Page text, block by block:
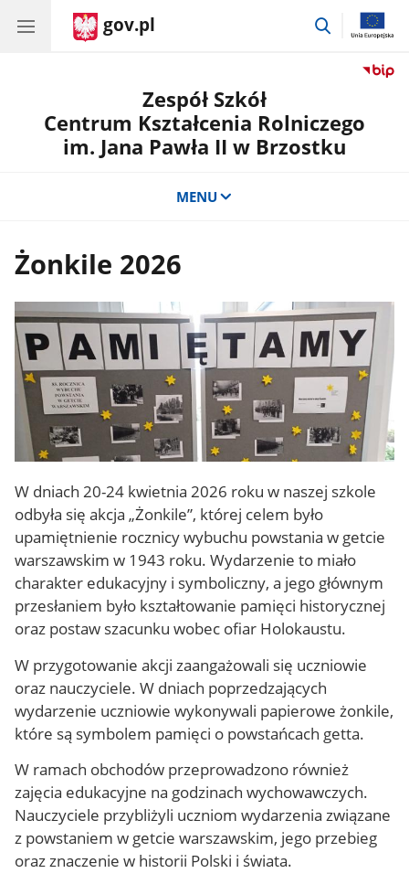
gov.pl
przejdź
Zespół Szkół
Centrum Kształcenia Rolniczego
im. Jana Pawła II w Brzostku
MENU
Żonkile 2026
W dniach 20-24 kwietnia 2026 roku w naszej szkole
odbyła się akcja „Żonkile”, której celem było
upamiętnienie rocznicy wybuchu powstania w getcie
warszawskim w 1943 roku. Wydarzenie to miało
charakter edukacyjny i symboliczny, a jego głównym
przesłaniem było kształtowanie pamięci historycznej
oraz postaw szacunku wobec ofiar Holokaustu.
W przygotowanie akcji zaangażowali się uczniowie
oraz nauczyciele. W dniach poprzedzających
wydarzenie uczniowie wykonywali papierowe żonkile,
które są symbolem pamięci o powstańcach getta.
W ramach obchodów przeprowadzono również
zajęcia edukacyjne na godzinach wychowawczych.
Nauczyciele przybliżyli uczniom wydarzenia związane
z powstaniem w getcie warszawskim, jego przebieg
oraz znaczenie w historii Polski i świata.